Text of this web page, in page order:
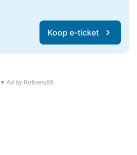
Koop e-ticket
▼ Ad by Refinery89